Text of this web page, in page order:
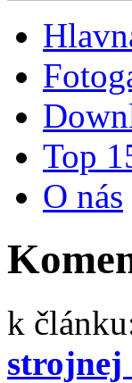
Top
O nás
k
strojnej